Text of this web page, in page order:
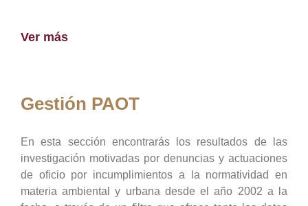
Ver más
Gestión PAOT
En esta sección encontrarás los resultados de las
investigación motivadas por denuncias y actuaciones
de oficio por incumplimientos a la normatividad en
materia ambiental y urbana desde el año 2002 a la